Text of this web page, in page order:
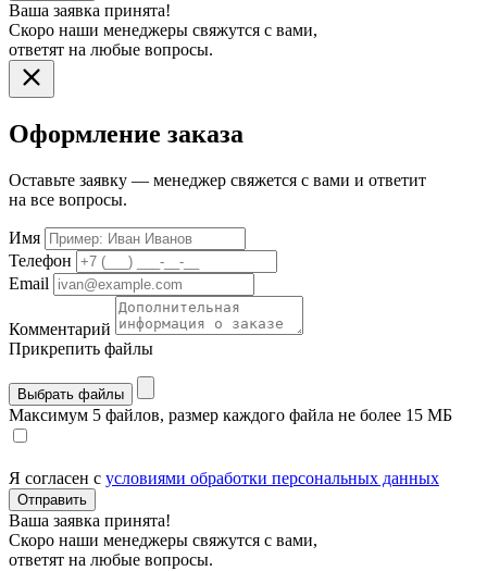
Ваша заявка принята!
Скоро наши менеджеры свяжутся с вами,
ответят на любые вопросы.
Оформление заказа
Оставьте заявку — менеджер свяжется с вами и ответит
на все вопросы.
Имя
Телефон
Email
Комментарий
Прикрепить файлы
Выбрать файлы
Максимум 5 файлов, размер каждого файла не более 15 МБ
Я согласен с условиями обработки персональных данных
Отправить
Ваша заявка принята!
Скоро наши менеджеры свяжутся с вами,
ответят на любые вопросы.